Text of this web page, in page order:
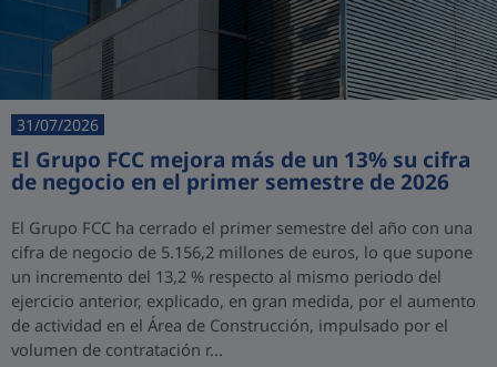
31/07/2026
El Grupo FCC mejora más de un 13% su cifra
de negocio en el primer semestre de 2026
El Grupo FCC ha cerrado el primer semestre del año con una
cifra de negocio de 5.156,2 millones de euros, lo que supone
un incremento del 13,2 % respecto al mismo periodo del
ejercicio anterior, explicado, en gran medida, por el aumento
de actividad en el Área de Construcción, impulsado por el
volumen de contratación r...